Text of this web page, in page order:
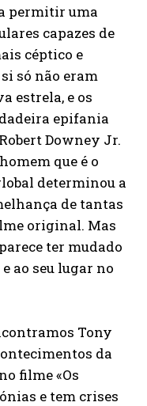
permitir uma
capazes de
céptico e
só não eram
estrela, e os
epifania
Downey Jr.
que é o
determinou a
de tantas
original. Mas
ter mudado
ao seu lugar no
Tony
da
filme «Os
e tem crises